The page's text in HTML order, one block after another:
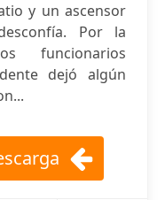
y un ascensor
Por la
funcionarios
dejó algún